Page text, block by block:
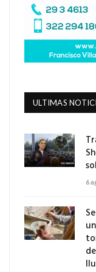
ULTIMAS
6